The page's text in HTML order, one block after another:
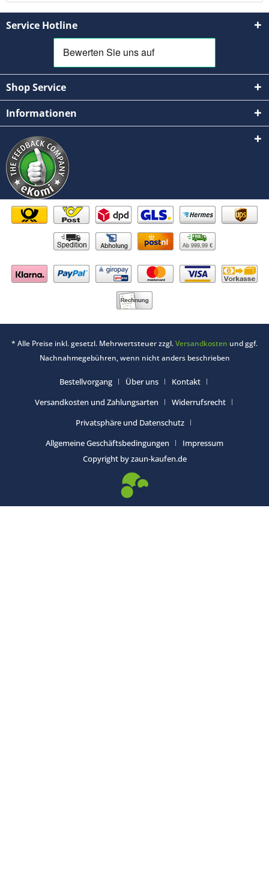
Service Hotline
Shop Service
Informationen
Ab 999,99 €
* Alle Preise inkl. gesetzl. Mehrwertsteuer zzgl.Versandkosten und ggf.
Nachnahmegebühren, wenn nicht anders beschrieben
Bestellvorgang Über uns
Kontakt
Versandkosten und Zahlungsarten
Widerrufsrecht
Privatsphäre und Datenschutz
Allgemeine Geschäftsbedingungen
Impressum
Copyright by zaun-kaufen.de